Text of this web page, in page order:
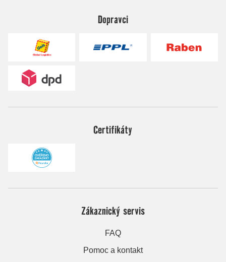
Dopravci
Certifikáty
Zákaznický servis
FAQ
Pomoc a kontakt